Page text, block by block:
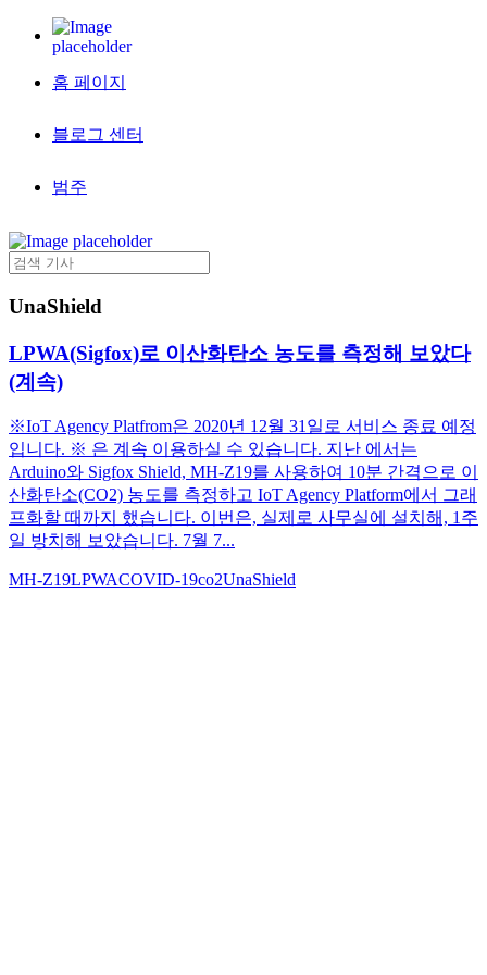
홈 페이지
블로그 센터
범주
UnaShield
LPWA(Sigfox)로 이산화탄소 농도를 측정해 보았다
(계속)
※IoT Agency Platfrom은 2020년 12월 31일로 서비스 종료 예정
입니다. ※ 은 계속 이용하실 수 있습니다. 지난 에서는
Arduino와 Sigfox Shield, MH-Z19를 사용하여 10분 간격으로 이
산화탄소(CO2) 농도를 측정하고 IoT Agency Platform에서 그래
프화할 때까지 했습니다. 이번은, 실제로 사무실에 설치해, 1주
일 방치해 보았습니다. 7월 7...
MH-Z19LPWACOVID-19co2UnaShield